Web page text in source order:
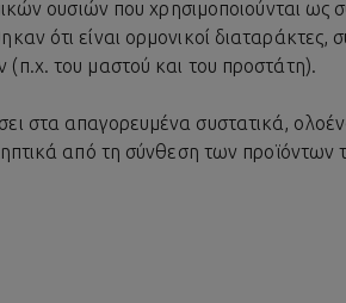
ουσιών που χρησιμοποιούνται ως
ότι είναι ορμονικοί
του μαστού και του προστάτη).
στα απαγορευμένα συστατικά,
από τη σύνθεση των προϊόντων